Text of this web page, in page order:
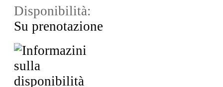
Disponibilità:
Su prenotazione